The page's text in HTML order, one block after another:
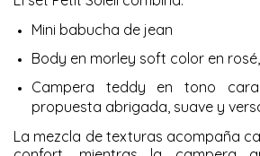
Mini babucha de jean
Body en morley soft color en
Campera teddy en tono
propuesta abrigada, suave y
La mezcla de texturas acompaña